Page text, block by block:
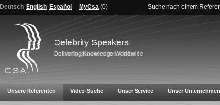
Deutsch English Español MyCsa (0) Suche nach einem
Celebrity Speakers
Unsere Referenten Video-Suche Unser Service Unser Unternehmen